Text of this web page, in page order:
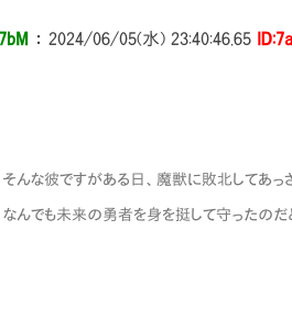
： 2024/06/05(水) 23:40:46.65
る日、魔獣に敗北してあっさり
の勇者を身を挺して守ったのだ